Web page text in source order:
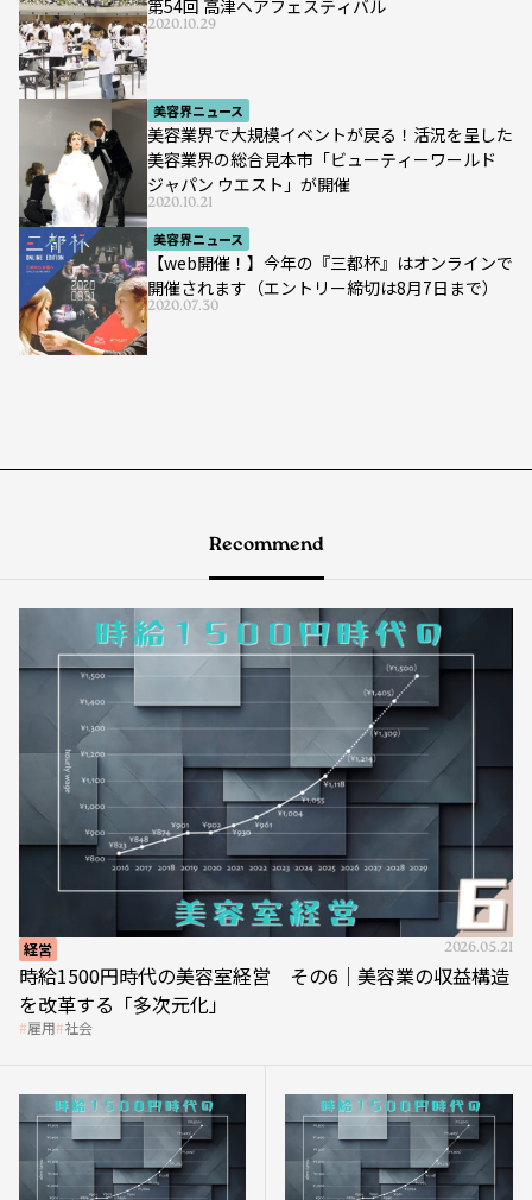
第54回 高津ヘアフェスティバル
2020.10.29
美容界ニュース
美容業界で大規模イベントが戻る！活況を呈した
美容業界の総合見本市「ビューティーワールド
ジャパン ウエスト」が開催
2020.10.21
美容界ニュース
【web開催！】今年の『三都杯』はオンラインで
開催されます（エントリー締切は8月7日まで）
2020.07.30
Recommend
経営 2026.05.21
時給1500円時代の美容室経営 その6｜美容業の収益構造
を改革する「多次元化」
雇用 社会